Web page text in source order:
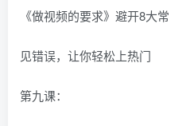
《做视频的要求》避开8大常
见错误，让你轻松上热门
第九课：